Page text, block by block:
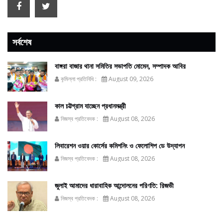
সর্বশেষ
বাঙ্গরা বাজার থানা সমিতির সভাপতি মোমেন, সম্পাদক আবির
কুমিল্লা প্রতিনিধি : August 09, 2026
কাল চট্টগ্রাম যাচ্ছেন প্রধানমন্ত্রী
নিজস্ব প্রতিবেদক : August 08, 2026
লিবারেশন ওয়ার কোর্সের কমিশনিং ও ফেলোশিপ ডে উদ্‌যাপন
নিজস্ব প্রতিবেদক : August 08, 2026
জুলাই আমাদের ধারাবাহিক আন্দোলনের পরিণতি: রিজভী
নিজস্ব প্রতিবেদক : August 08, 2026